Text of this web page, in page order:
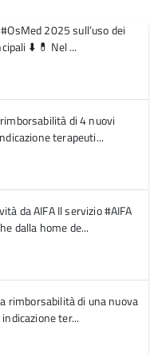
2025 sull’uso dei
⬇️ 💊 Nel ...
di 4 nuovi
terapeuti...
da AIFA Il servizio #AIFA
dalla home de...
rimborsabilità di una nuova
ter...